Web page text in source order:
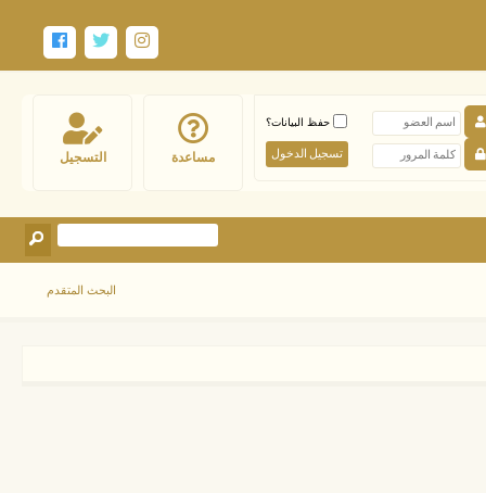
التسجيل مساعدة
حفظ البيانات؟
البحث المتقدم